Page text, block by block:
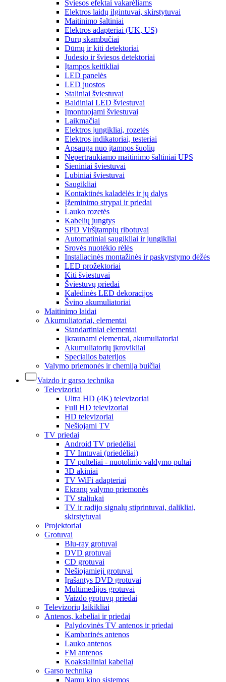
Šviesos efektai vakarėliams
Elektros laidų ilgintuvai, skirstytuvai
Maitinimo šaltiniai
Elektros adapteriai (UK, US)
Durų skambučiai
Dūmų ir kiti detektoriai
Judesio ir šviesos detektoriai
Įtampos keitikliai
LED panelės
LED juostos
Staliniai šviestuvai
Baldiniai LED šviestuvai
Įmontuojami šviestuvai
Laikmačiai
Elektros jungikliai, rozetės
Elektros indikatoriai, testeriai
Apsauga nuo įtampos šuolių
Nepertraukiamo maitinimo šaltiniai UPS
Sieniniai šviestuvai
Lubiniai šviestuvai
Saugikliai
Kontaktinės kaladėlės ir jų dalys
Įžeminimo strypai ir priedai
Lauko rozetės
Kabelių jungtys
SPD Viršįtampių ribotuvai
Automatiniai saugikliai ir jungikliai
Srovės nuotėkio rėlės
Instaliacinės montažinės ir paskyrstymo dėžės
LED prožektoriai
Kiti šviestuvai
Šviestuvų priedai
Kalėdinės LED dekoracijos
Švino akumuliatoriai
Maitinimo laidai
Akumuliatoriai, elementai
Standartiniai elementai
Įkraunami elementai, akumuliatoriai
Akumuliatorių įkrovikliai
Specialios baterijos
Valymo priemonės ir chemija buičiai
Vaizdo ir garso technika
Televizoriai
Ultra HD (4K) televizoriai
Full HD televizoriai
HD televizoriai
Nešiojami TV
TV priedai
Android TV priedėliai
TV Imtuvai (priedėliai)
TV pulteliai - nuotolinio valdymo pultai
3D akiniai
TV WiFi adapteriai
Ekranų valymo priemonės
TV staliukai
TV ir radijo signalų stiprintuvai, dalikliai,
skirstytuvai
Projektoriai
Grotuvai
Blu-ray grotuvai
DVD grotuvai
CD grotuvai
Nešiojamieji grotuvai
Įrašantys DVD grotuvai
Multimedijos grotuvai
Vaizdo grotuvų priedai
Televizorių laikikliai
Antenos, kabeliai ir priedai
Palydovinės TV antenos ir priedai
Kambarinės antenos
Lauko antenos
FM antenos
Koaksialiniai kabeliai
Garso technika
Namų kino sistemos